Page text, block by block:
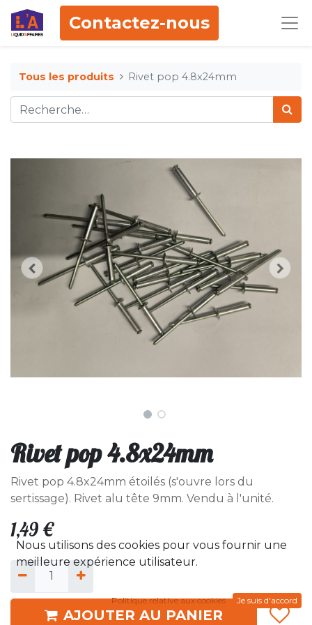
Contactez-nous
Tous les produits Rivet pop 4.8x24mm
Rivet pop 4.8x24mm
Rivet pop 4.8x24mm étoilés (s'ouvre lors du
sertissage). Rivet alu tête 9mm. Vendu à l'unité.
1,49 €
AJOUTER AU PANIER
Nous utilisons des cookies pour vous fournir une
meilleure expérience utilisateur.
Politique relative aux cookies Je suis d'accord